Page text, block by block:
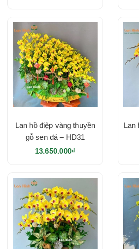
Lan hồ điệp vàng thuyền
gỗ sen đá – HD31
13.650.000₫
Lan